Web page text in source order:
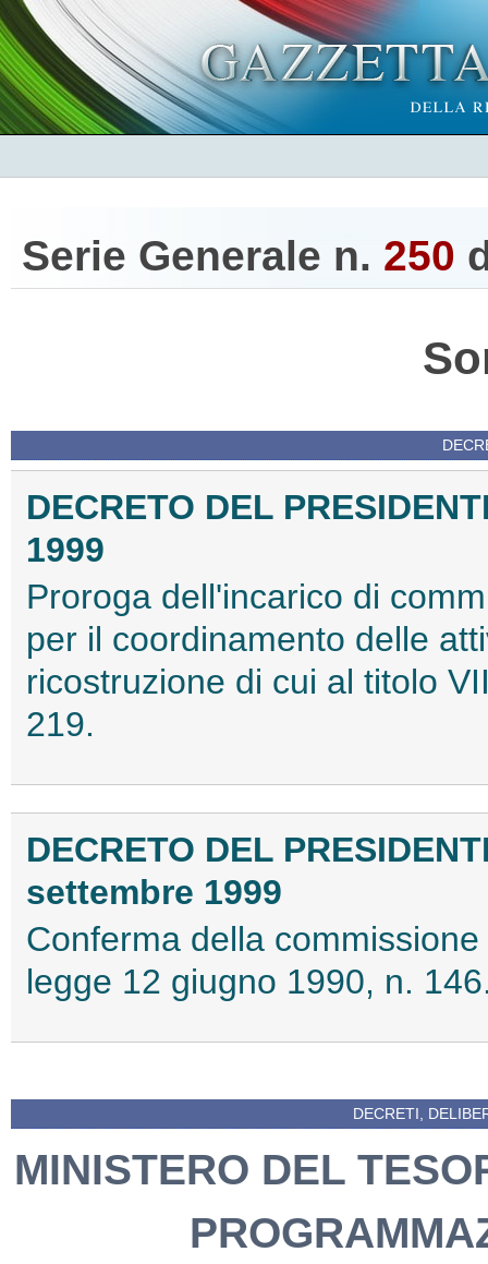
Serie Generale n. 250
DECRETO DEL
1999
Proroga dell'incarico di
per il coordinamento delle
ricostruzione di cui al titolo
219.
DECRETO DEL
settembre 1999
Conferma della
legge 12 giugno 1990, n.
DECRETI,
MINISTERO DEL